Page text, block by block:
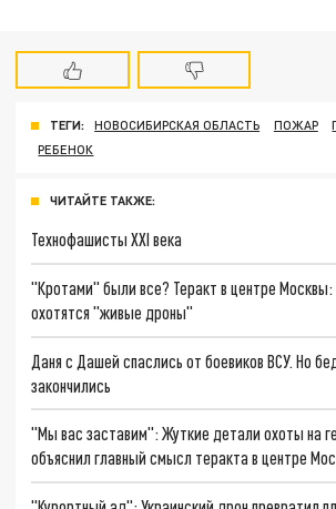
ТЕГИ: НОВОСИБИРСКАЯ ОБЛАСТЬ ПОЖАР
РЕБЕНОК
ЧИТАЙТЕ ТАКЖЕ:
Технофашисты XXI века
"Кротами" были все? Теракт в центре Москвы:
охотятся "живые дроны"
Даня с Дашей спаслись от боевиков ВСУ. Но
закончились
"Мы вас заставим": Жуткие детали охоты на
объяснил главный смысл теракта в центре